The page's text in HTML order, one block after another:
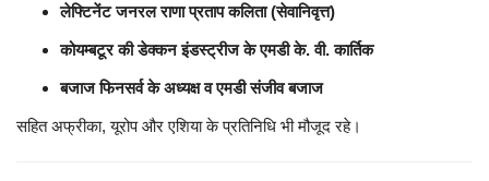
लेफ्टिनेंट जनरल राणा प्रताप कलिता (सेवानिवृत्त)
कोयम्बटूर की डेक्कन इंडस्ट्रीज के एमडी के. वी. कार्तिक
बजाज फिनसर्व के अध्यक्ष व एमडी संजीव बजाज
सहित अफ्रीका, यूरोप और एशिया के प्रतिनिधि भी मौजूद रहे।